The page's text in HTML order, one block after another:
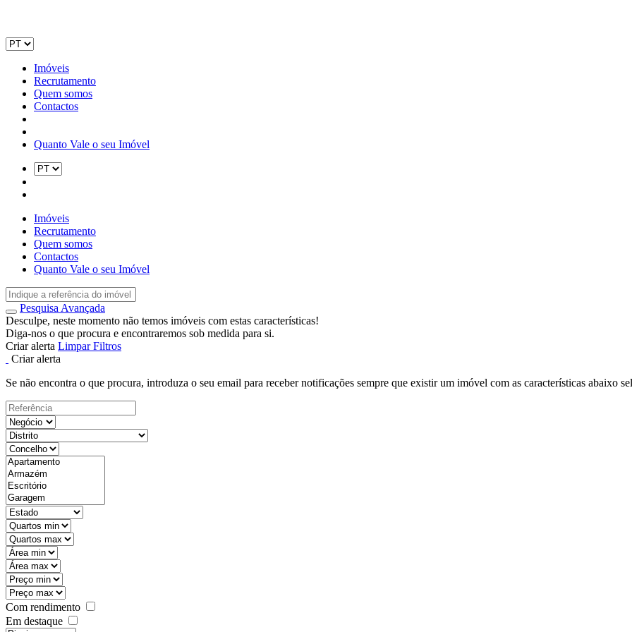
Imóveis
Recrutamento
Quem somos
Contactos
Quanto Vale o seu Imóvel
Imóveis
Recrutamento
Quem somos
Contactos
Quanto Vale o seu Imóvel
Pesquisa Avançada
Desculpe, neste momento não temos imóveis com estas características!
Diga-nos o que procura e encontraremos sob medida para si.
Criar alerta Limpar Filtros
Criar alerta
Se não encontra o que procura, introduza o seu email para receber notificações sempre que existir um imóvel com as características abaixo
Com rendimento
Em destaque